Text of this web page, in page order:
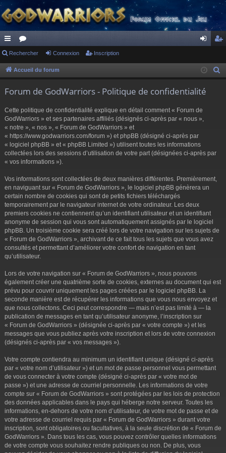
ac
co
s
or
u ne cri
Rechercher Connexion Inscription
Accueil du forum
Forum de GodWarriors - Politique de confidentialité
Cette politique de confidentialité explique en détail comment « Forum de
GodWarriors » et ses partenaires affiliés (désignés ci-après par « nous »,
« notre », « nos », « Forum de GodWarriors » et
« https://www.godwarriors.com/forum ») et phpBB (désigné ci-après par
« logiciel phpBB » et « phpBB Limited ») utilisent toutes les informations
collectées lors des sessions d’utilisation de votre part (désignées ci-après par
« vos informations »).
Vos informations sont collectées de deux manières différentes. Premièrement,
en naviguant sur « Forum de GodWarriors », le logiciel phpBB génèrera un
certain nombre de cookies qui sont de petits fichiers téléchargés
temporairement par le navigateur internet de votre ordinateur. Les deux
premiers cookies ne contiennent qu’un identifiant utilisateur et un identifiant
anonyme de session qui vous sont automatiquement assignés par le logiciel
phpBB. Un troisième cookie sera créé lors de votre navigation sur les sujets de
« Forum de GodWarriors », archivant de ce fait tous les sujets que vous avez
consultés et permettant d’améliorer votre confort de navigation en tant
qu’utilisateur.
Lors de votre navigation sur « Forum de GodWarriors », nous pouvons
également créer une quatrième sorte de cookies, externes au document qui est
prévu pour couvrir uniquement les pages créées par le logiciel phpBB. La
seconde manière est de récupérer les informations que vous nous envoyez et
que nous collectons. Ceci peut correspondre — mais n’est pas limité à — la
publication de messages en tant qu’utilisateur anonyme, l’inscription sur
« Forum de GodWarriors » (désignée ci-après par « votre compte ») et les
messages que vous publiez après votre inscription et lors de votre connexion
(désignés ci-après par « vos messages »).
Votre compte contiendra au minimum un identifiant unique (désigné ci-après
par « votre nom d’utilisateur ») et un mot de passe personnel vous permettant
de vous connecter à votre compte (désigné ci-après par « votre mot de
passe ») et une adresse de courriel personnelle. Les informations de votre
compte sur « Forum de GodWarriors » sont protégées par les lois de protection
des données applicables dans le pays qui héberge notre serveur. Toutes les
informations, en-dehors de votre nom d’utilisateur, de votre mot de passe et de
votre adresse de courriel requis par « Forum de GodWarriors » durant votre
inscription, sont obligatoires ou facultatives, à la seule discrétion de « Forum de
GodWarriors ». Dans tous les cas, vous pouvez contrôler quelles informations
de votre compte vous souhaitez rendre publiques ou non. De plus, vous